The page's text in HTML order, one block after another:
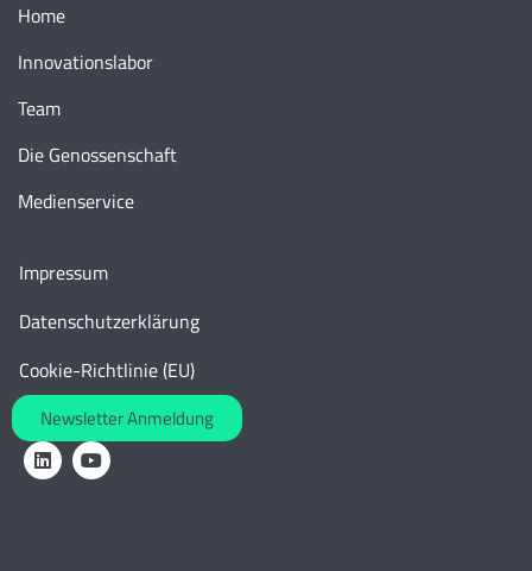
Home
Innovationslabor
Team
Die Genossenschaft
Medienservice
Impressum
Datenschutzerklärung
Cookie-Richtlinie (EU)
Newsletter Anmeldung